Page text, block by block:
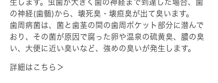
生します。虫歯が大きく歯の神経まで到達した場合、歯
の神経(歯髄)から、壊死臭・壊疸臭が出て臭います。
歯周病菌は、菌と歯茎の間の歯周ポケット部分に潜んで
おり、その菌が原因で腐った卵や温泉の硫黄臭、膿の臭
い、大便に近い臭いなど、強めの臭いが発生します。
詳細はこちら＞